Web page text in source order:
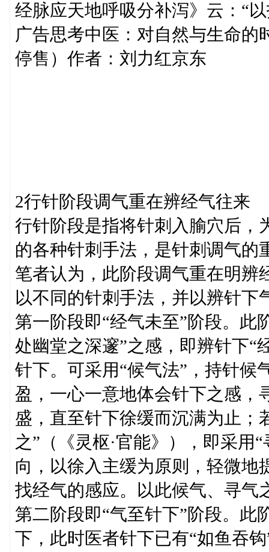
经脉应天地呼吸分补泻》云：“
广告思考中医：对自然与生命的
停售）作者：刘力红京东
2行针阶段调气重在辨经气往来
行针阶段是指将针刺入腧穴后，
的各种针刺手法，是针刺调气的
笔者认为，此阶段调气重在明辨
以不同的针刺手法，并以辨针下
第一阶段即“经气未至”阶段。此
处幽堂之深邃”之感，即辨针下“
针下。可采用“候气法”，持针候
盈，一心一意地体会针下之感，
盛，直至针下徐缓而沉满为止；
之”（《灵枢·官能》），即采用
向，以徐入主缓为原则，轻微地
找经气的感应。以此候气、寻气
第二阶段即“气至针下”阶段。此
下，此时医者针下已有“如鱼吞